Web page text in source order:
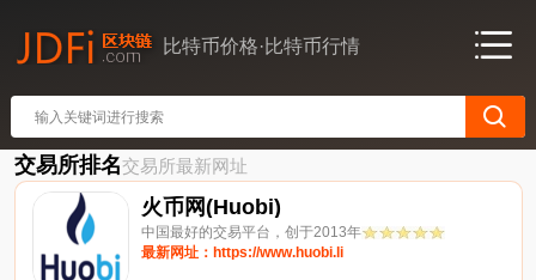
比特币价格·比特币行情
交易所排名交易所最新网址
火币网(Huobi)
中国最好的交易平台，创于2013年
最新网址：https://www.huobi.li